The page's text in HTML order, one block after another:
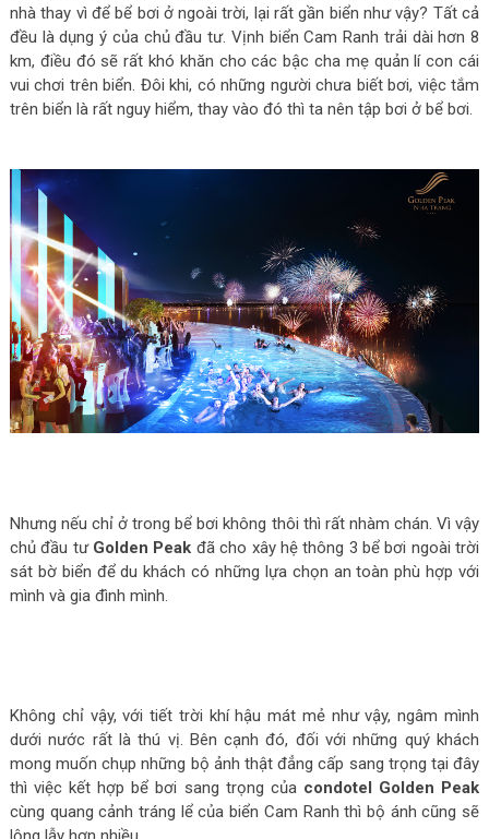
nhà thay vì để bể bơi ở ngoài trời, lại rất gần biển như vậy? Tất cả
đều là dụng ý của chủ đầu tư. Vịnh biển Cam Ranh trải dài hơn 8
km, điều đó sẽ rất khó khăn cho các bậc cha mẹ quản lí con cái
vui chơi trên biển. Đôi khi, có những người chưa biết bơi, việc tắm
trên biển là rất nguy hiểm, thay vào đó thì ta nên tập bơi ở bể bơi.
Nhưng nếu chỉ ở trong bể bơi không thôi thì rất nhàm chán. Vì vậy
chủ đầu tư Golden Peak đã cho xây hệ thông 3 bể bơi ngoài trời
sát bờ biển để du khách có những lựa chọn an toàn phù hợp với
mình và gia đình mình.
Không chỉ vậy, với tiết trời khí hậu mát mẻ như vậy, ngâm mình
dưới nước rất là thú vị. Bên cạnh đó, đối với những quý khách
mong muốn chụp những bộ ảnh thật đẳng cấp sang trọng tại đây
thì việc kết hợp bể bơi sang trọng của condotel Golden Peak
cùng quang cảnh tráng lể của biển Cam Ranh thì bộ ánh cũng sẽ